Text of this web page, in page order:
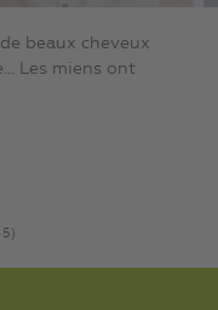
beaux cheveux
Les miens ont